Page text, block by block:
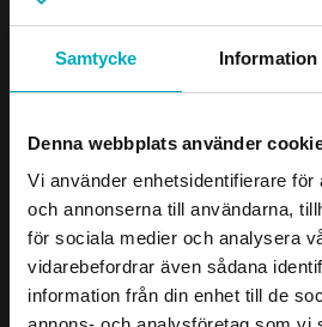
Samtycke Information
Denna webbplats använder
Vi använder enhetsidentifierare för
och annonserna till användarna,
för sociala medier och analysera
vidarebefordrar även sådana
information från din enhet till de